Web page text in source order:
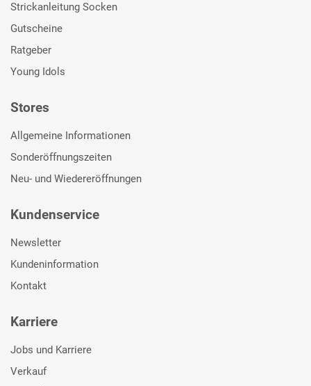
Strickanleitung Socken
Gutscheine
Ratgeber
Young Idols
Stores
Allgemeine Informationen
Sonderöffnungszeiten
Neu- und Wiedereröffnungen
Kundenservice
Newsletter
Kundeninformation
Kontakt
Karriere
Jobs und Karriere
Verkauf